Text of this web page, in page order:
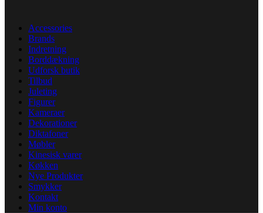
Accessories
Brands
Indretning
Borddækning
Udforsk butik
Tilbud
Juleting
Figurer
Kameraer
Dekorationer
Diktafoner
Møbler
Kinesisk varer
Køkken
Nye Produkter
Smykker
Kontakt
Min konto